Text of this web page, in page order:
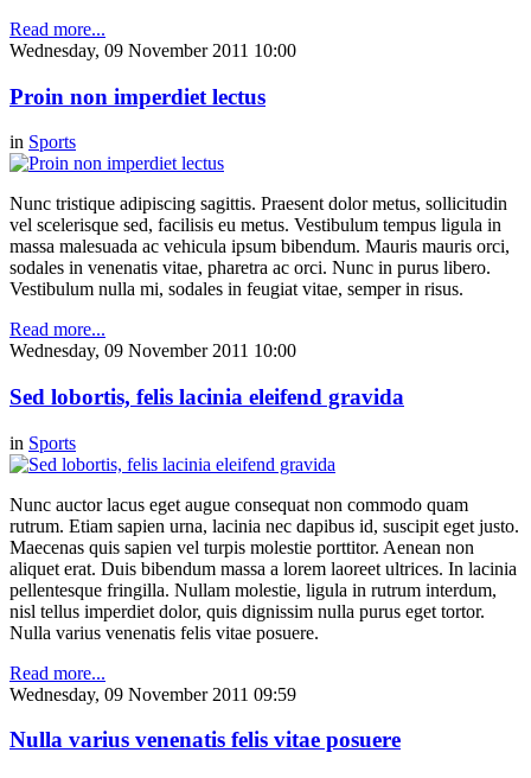
Read more...
Wednesday, 09 November 2011 10:00
Proin non imperdiet lectus
in Sports
Nunc tristique adipiscing sagittis. Praesent dolor metus, sollicitudin
vel scelerisque sed, facilisis eu metus. Vestibulum tempus ligula in
massa malesuada ac vehicula ipsum bibendum. Mauris mauris orci,
sodales in venenatis vitae, pharetra ac orci. Nunc in purus libero.
Vestibulum nulla mi, sodales in feugiat vitae, semper in risus.
Read more...
Wednesday, 09 November 2011 10:00
Sed lobortis, felis lacinia eleifend gravida
in Sports
Nunc auctor lacus eget augue consequat non commodo quam
rutrum. Etiam sapien urna, lacinia nec dapibus id, suscipit eget justo.
Maecenas quis sapien vel turpis molestie porttitor. Aenean non
aliquet erat. Duis bibendum massa a lorem laoreet ultrices. In lacinia
pellentesque fringilla. Nullam molestie, ligula in rutrum interdum,
nisl tellus imperdiet dolor, quis dignissim nulla purus eget tortor.
Nulla varius venenatis felis vitae posuere.
Read more...
Wednesday, 09 November 2011 09:59
Nulla varius venenatis felis vitae posuere